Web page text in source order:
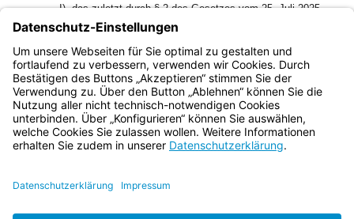
I), das zuletzt durch § 2 des Gesetzes vom 25. Juli 2025
(GVBl. S. 254) geändert worden ist
Der Landtag des Freistaates Bayern hat das folgende Gesetz
beschlossen, das hiermit bekannt gemacht wird:
Bayern.de
BayernPortal
Impressum